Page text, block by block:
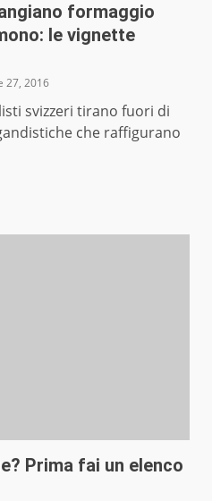
formaggio
le vignette
27, 2016
svizzeri tirano fuori di
che raffigurano
Prima fai un elenco